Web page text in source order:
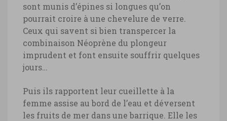
sont munis d’épines si longues qu’on
pourrait croire à une chevelure de verre.
Ceux qui savent si bien transpercer la
combinaison Néoprène du plongeur
imprudent et font ensuite souffrir quelques
jours…
Puis ils rapportent leur cueillette à la
femme assise au bord de l’eau et déversent
les fruits de mer dans une barrique. Elle les